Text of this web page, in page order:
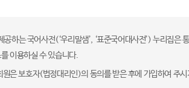
공하는 국어사전(‘우리말샘’, ‘표준국어대사전’) 누리집
이용하실 수 있습니다.
원은 보호자(법정대리인)의 동의를 받은 후에 가입하여 주